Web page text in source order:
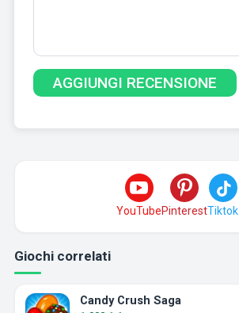
YouTubePinterestTiktok
Giochi correlati
Candy Crush Saga